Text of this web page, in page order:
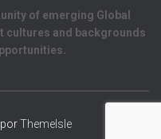
of emerging Global
cultures and backgrounds
ThemeIsle